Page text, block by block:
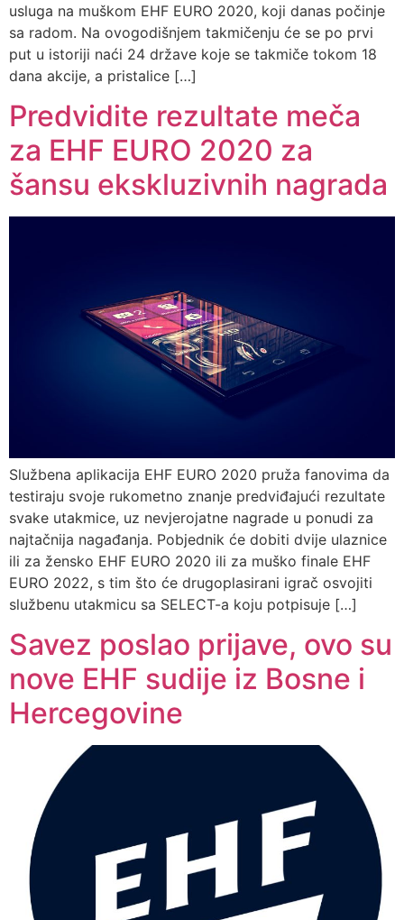
usluga na muškom EHF EURO 2020, koji danas počinje
sa radom. Na ovogodišnjem takmičenju će se po prvi
put u istoriji naći 24 države koje se takmiče tokom 18
dana akcije, a pristalice […]
Predvidite rezultate meča
za EHF EURO 2020 za
šansu ekskluzivnih nagrada
Službena aplikacija EHF EURO 2020 pruža fanovima da
testiraju svoje rukometno znanje predviđajući rezultate
svake utakmice, uz nevjerojatne nagrade u ponudi za
najtačnija nagađanja. Pobjednik će dobiti dvije ulaznice
ili za žensko EHF EURO 2020 ili za muško finale EHF
EURO 2022, s tim što će drugoplasirani igrač osvojiti
službenu utakmicu sa SELECT-a koju potpisuje […]
Savez poslao prijave, ovo su
nove EHF sudije iz Bosne i
Hercegovine